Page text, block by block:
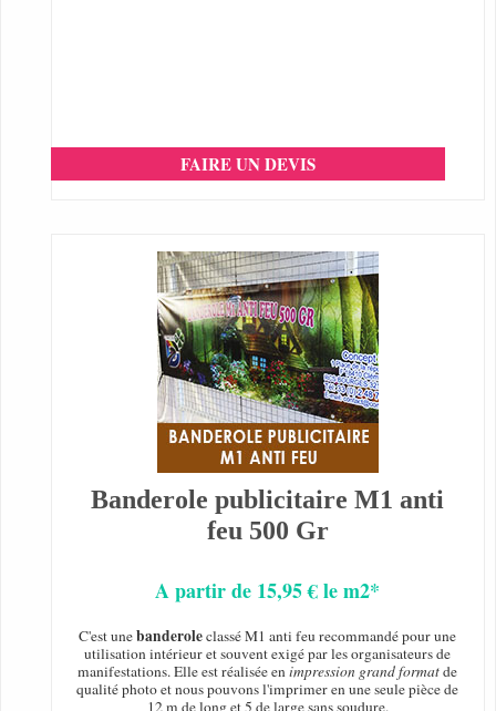
FAIRE UN DEVIS
Banderole publicitaire M1 anti
feu 500 Gr
A partir de 15,95 € le m2*
C'est unebanderoleclassé M1 anti feu recommandé pour une
utilisation intérieur et souvent exigé par les organisateurs de
manifestations. Elle est réalisée enimpression grand formatde
qualité photo et nous pouvons l'imprimer en une seule pièce de